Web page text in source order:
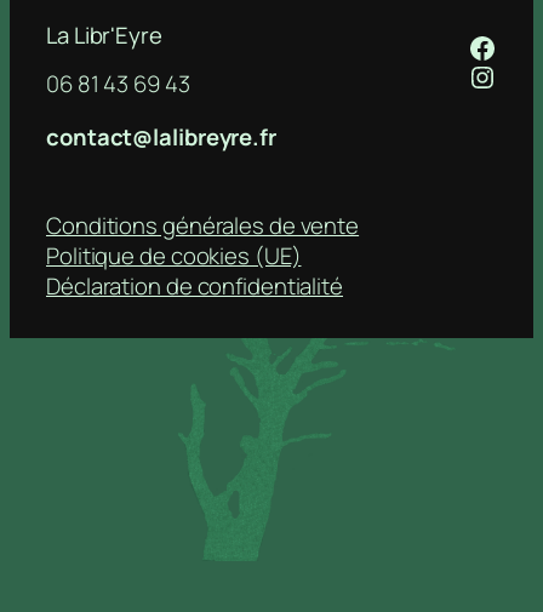
La Libr'Eyre
06 81 43 69 43
contact@lalibreyre.fr
Conditions générales de vente
Politique de cookies (UE)
Déclaration de confidentialité